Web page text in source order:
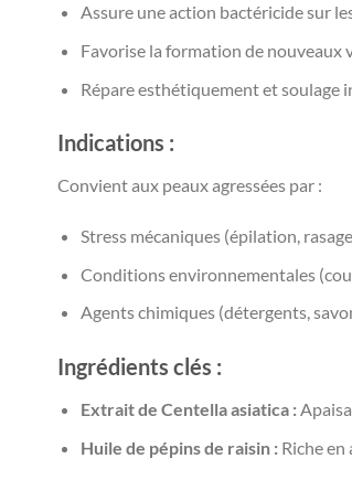
Assure une action bactéricide sur
Favorise la formation de nouveaux
Répare esthétiquement et soulage
Indications :
Convient aux peaux agressées par :
Stress mécaniques (épilation,
Conditions environnementales
Agents chimiques (détergents,
Ingrédients clés :
Extrait de Centella asiatica :
Huile de pépins de raisin :Riche en